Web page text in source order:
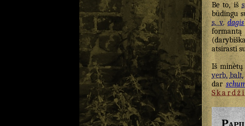
Be to, iš
būdingu
s. v. dagis
atsirasti
Iš minėtų
verb. balt.
dar